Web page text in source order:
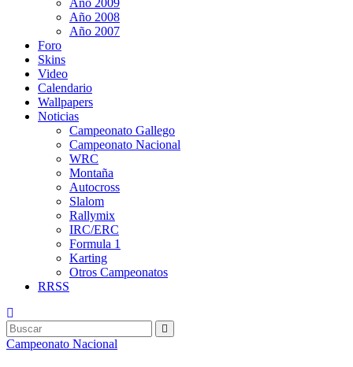
Año 2009
Año 2008
Año 2007
Foro
Skins
Video
Calendario
Wallpapers
Noticias
Campeonato Gallego
Campeonato Nacional
WRC
Montaña
Autocross
Slalom
Rallymix
IRC/ERC
Formula 1
Karting
Otros Campeonatos
RRSS
Campeonato Nacional